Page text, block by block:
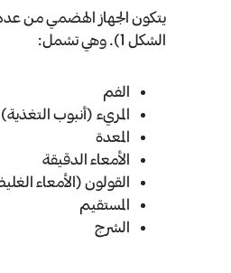
يتكون الجهاز الهضمي من
الشكل 1). وهي تشمل:
الفم
المريء (أنبوب التغذية)
المعدة
الأمعاء الدقيقة
القولون (الأمعاء
المستقيم
الشرج